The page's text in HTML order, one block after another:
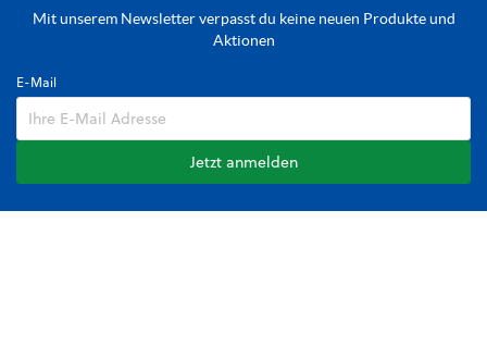
Mit unserem Newsletter verpasst du keine neuen Produkte und
Aktionen
E-Mail
Jetzt anmelden